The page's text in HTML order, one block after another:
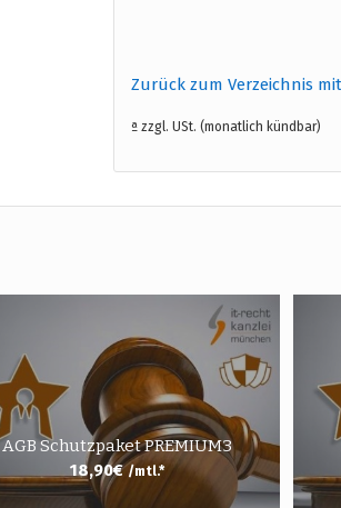
Zurück zum Verzeichnis
ª zzgl. USt. (monatlich kündbar)
AGB Schutzpaket PREMIUM3
18,90€ /mtl.*